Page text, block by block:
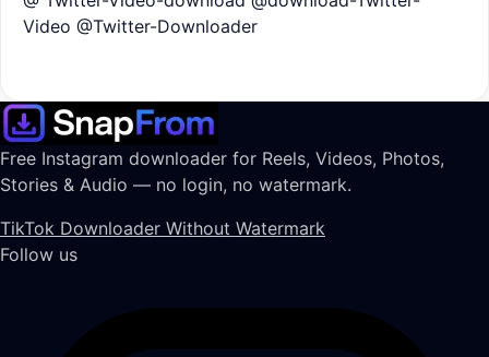
Video @Twitter-Downloader
Free Instagram downloader for Reels, Videos, Photos,
Stories & Audio — no login, no watermark.
TikTok Downloader Without Watermark
Follow us